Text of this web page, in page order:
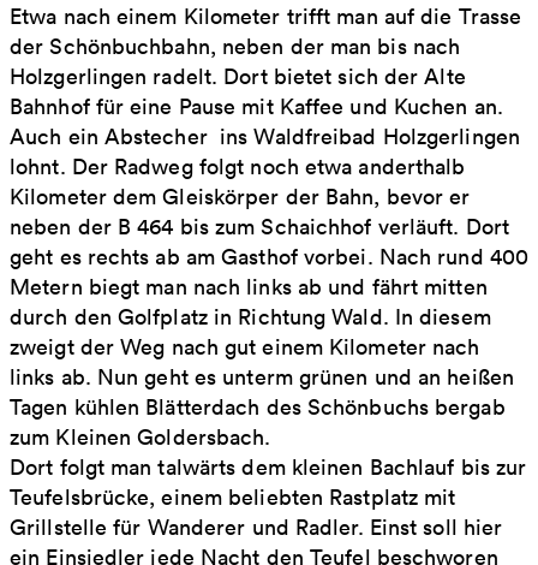
Etwa nach einem Kilometer trifft man auf die Trasse
der Schönbuchbahn, neben der man bis nach
Holzgerlingen radelt. Dort bietet sich der Alte
Bahnhof für eine Pause mit Kaffee und Kuchen an.
Auch ein Abstecher ins Waldfreibad Holzgerlingen
lohnt. Der Radweg folgt noch etwa anderthalb
Kilometer dem Gleiskörper der Bahn, bevor er
neben der B 464 bis zum Schaichhof verläuft. Dort
geht es rechts ab am Gasthof vorbei. Nach rund 400
Metern biegt man nach links ab und fährt mitten
durch den Golfplatz in Richtung Wald. In diesem
zweigt der Weg nach gut einem Kilometer nach
links ab. Nun geht es unterm grünen und an heißen
Tagen kühlen Blätterdach des Schönbuchs bergab
zum Kleinen Goldersbach.
Dort folgt man talwärts dem kleinen Bachlauf bis zur
Teufelsbrücke, einem beliebten Rastplatz mit
Grillstelle für Wanderer und Radler. Einst soll hier
ein Einsiedler jede Nacht den Teufel beschworen